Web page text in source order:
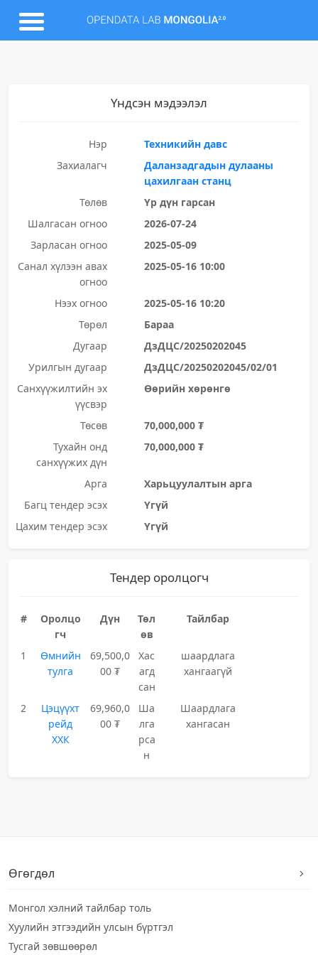
Үндсэн мэдээлэл
Нэр
Техникийн давс
Захиалагч
Даланзадгадын дулааны
цахилгаан станц
Төлөв
Үр дүн гарсан
Шалгасан огноо
2026-07-24
Зарласан огноо
2025-05-09
Санал хүлээн авах
огноо
2025-05-16 10:00
Нээх огноо
2025-05-16 10:20
Төрөл
Бараа
Дугаар
ДзДЦС/20250202045
Урилгын дугаар
ДзДЦС/20250202045/02/01
Санхүүжилтийн эх
үүсвэр
Өөрийн хөрөнгө
Төсөв
70,000,000 ₮
Тухайн онд
санхүүжих дүн
70,000,000 ₮
Арга
Харьцуулалтын арга
Багц тендер эсэх
Үгүй
Цахим тендер эсэх
Үгүй
Тендер оролцогч
#
Оролцо
гч
Дүн
Төл
өв
Тайлбар
1
Өмнийн
тулга
69,500,0
00 ₮
Хас
агд
сан
шаардлага
хангаагүй
2
Цэцүүхт
рейд
ХХК
69,960,0
00 ₮
Ша
лга
рса
н
Шаардлага
хангасан
Өгөгдөл
Монгол хэлний тайлбар толь
Хуулийн этгээдийн улсын бүртгэл
Тусгай зөвшөөрөл